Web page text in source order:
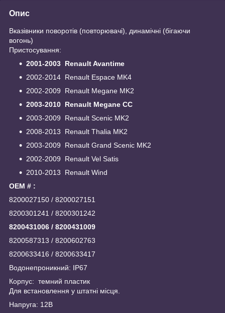
Опис
Вказівники поворотів (повторювачі), динамічні (бігаючи
вогонь)
Пристосування:
2001-2003 Renault Avantime
2002-2014 Renault Espace MK4
2002-2009 Renault Megane MK2
2003-2010 Renault Megane CC
2003-2009 Renault Scenic MK2
2008-2013 Renault Thalia MK2
2003-2009 Renault Grand Scenic MK2
2002-2009 Renault Vel Satis
2010-2013 Renault Wind
OEM # :
8200027150 / 8200027151
8200301241 / 8200301242
8200431006 / 8200431009
8200587313 / 8200602763
8200633416 / 8200633417
Водонепроникний: IP67
Корпус: темний пластик
Для встановлення у штатні місця.
Напруга: 12В